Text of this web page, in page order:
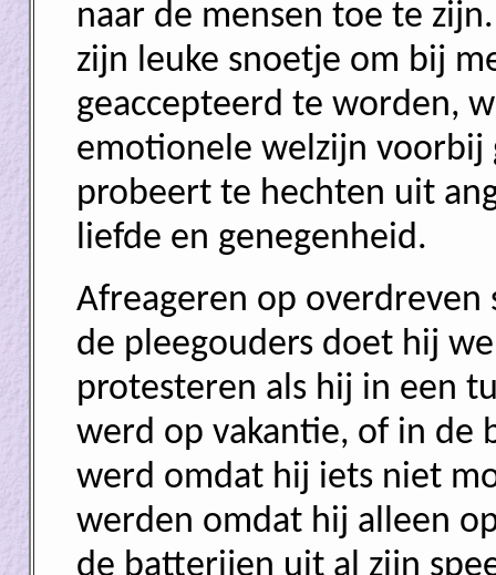
naar de mensen toe te
zijn leuke snoetje om bij
geaccepteerd te worden,
emotionele welzijn voorbij
probeert te hechten uit
liefde en genegenheid.
Afreageren op
de pleegouders doet hij
protesteren als hij in een
werd op vakantie, of in de
werd omdat hij iets niet
werden omdat hij alleen
de batterijen uit al zijn